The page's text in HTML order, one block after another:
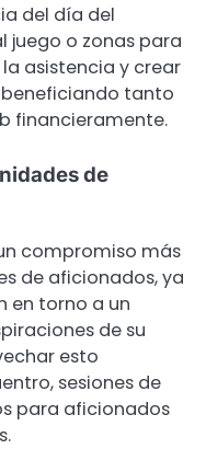
del día del
juego o zonas para
asistencia y crear
tanto
financieramente.
de
compromiso más
de aficionados, ya
en torno a un
de su
esto
sesiones de
para aficionados